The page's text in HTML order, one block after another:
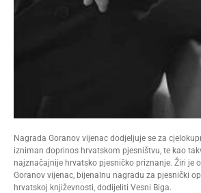
Nagrada Goranov vijenac dodjeljuje se za
izniman doprinos hrvatskom pjesništvu, te kao
najznačajnije hrvatsko pjesničko priznanje. Žiri je
Goranov vijenac, bijenalnu nagradu za pjesnički
hrvatskoj književnosti, dodijeliti Vesni Biga.